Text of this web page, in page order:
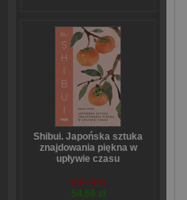
Shibui. Japońska sztuka
znajdowania piękna w
upływie czasu
64,13 zł
54,66 zł